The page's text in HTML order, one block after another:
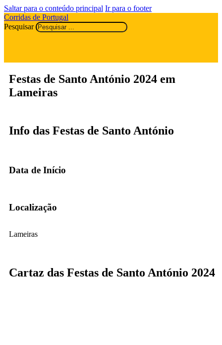
Saltar para o conteúdo principal Ir para o footer
Corridas de Portugal
Pesquisar
Festas de Santo António 2024 em
Lameiras
Info das Festas de Santo António
Data de Início
Localização
Lameiras
Cartaz das Festas de Santo António 2024